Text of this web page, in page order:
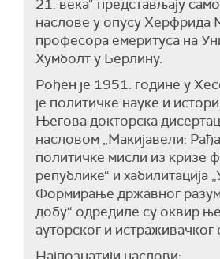
21. века“ представљају
наслове у опусу Херфрида
професора емеритуса на
Хумболт у Берлину.
Рођен је 1951. године у
је политичке науке и
Његова докторска
насловом „Макијавели:
политичке мисли из кризе
републике“ и хабилитација
Формирање државног
добу“ одредиле су оквир
ауторског и истраживачког